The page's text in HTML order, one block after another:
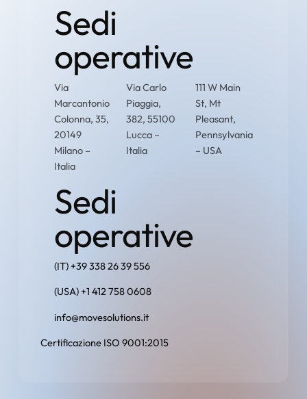
Sedi
operative
Via
Marcantonio
Colonna, 35,
20149
Milano –
Italia
Via Carlo
Piaggia,
382, 55100
Lucca –
Italia
111 W Main
St, Mt
Pleasant,
Pennsylvania
– USA
Sedi
operative
(IT) +39 338 26 39 556
(USA) +1 412 758 0608
info@movesolutions.it
Certificazione ISO 9001:2015